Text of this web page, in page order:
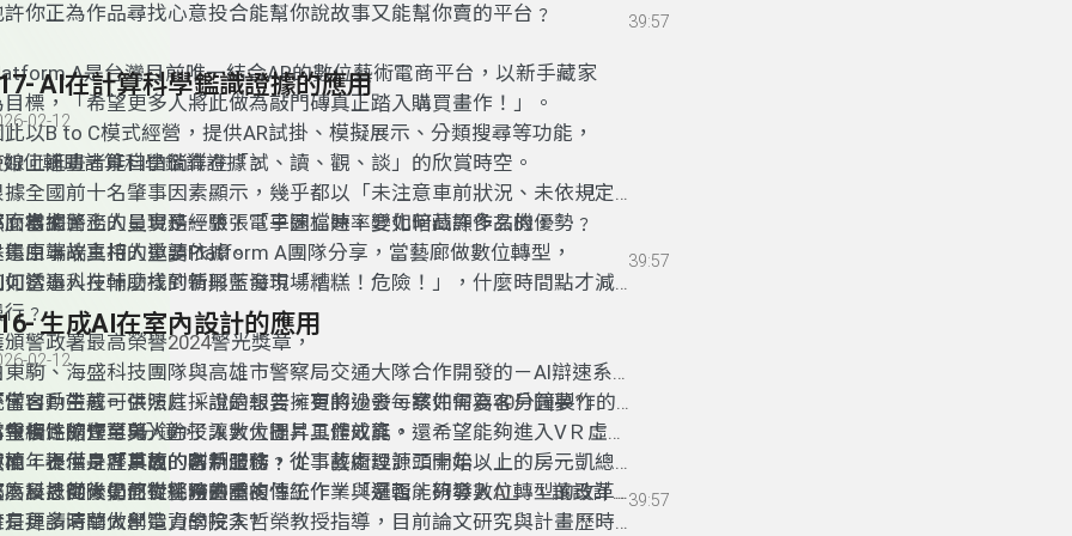
許你正為作品尋找心意投合能幫你說故事又能幫你賣的平台﹖
A是台灣目前唯一結合AR的數位藝術電商平台 ，以新手藏家
目標，「希望更多人將此做為敲門磚真正踏入購買畫作 ！」。
此以B to C模式經營，提供AR試掛 、 模擬展示 、 分類搜尋等功能 ，
線上逛畫者能自由徜徉在「試、讀、觀、談」的欣賞時空。
麼當網路上的呈現是一張張電子圖檔時，要如何凸顯作品的優勢 ﹖
集由端端主持人邀請Platform A團隊分享 ，當藝廊做數位轉型，
何透過科技輔助找到新興藍海市場﹖
39:57
AI在計算科學鑑識證據的應用
02-12
如何輔助計算科學鑑識證據﹖
據全國前十名肇事因素顯示，幾乎都以 「未注意車前狀況、未依規定讓
」為主，
而根據警務人員實務經驗，「車速」速率變化暗藏許多玄機，
還原事故真相的重要依據。
如當事人在什麼樣的情形下發現「糟糕 ！ 危險 ！」，什麼時間點才減速
行﹖
頒警政署最高榮譽2024警光獎章，
東駒、海盛科技團隊與高雄市警察局交通大隊合作開發的－AI辯速系
，
僅自動生成可供法庭採證的報告，更將過去每案件需要40分鐘製作的速
報告，縮短至5分鐘，
重複性的作業與人力投入大大提昇工作效能 。
柏年表示：「事故的防制工作，從事故處理源頭開始。」
麼科技團隊如何從警務熟悉的傳統作業與邏輯，研發數位轉型的改革方
！﹖
39:57
生成AI在室內設計的應用
02-12
當客戶帶著一張照片，說是想要擁有的沙發，該如何為客戶圓夢?」
今網路隨查可蒐，除了讓數位圖片具體成真 ，還希望能夠進入VＲ虛擬
境，提供身歷其境的客戶體驗﹖！
而，不僅是客戶面的創新服務 ，從事藝術設計二十年以上的房元凱總
，反思從大學熬夜挑燈畫圖，
為設計師後仍面對耗時的重複性工作，「是否能夠導入AI」，讓設計師
有更多時間做創造力的投入?
是拜請清華大學電資學院李哲榮教授指導 ，目前論文研究與計畫歷時第
39:57